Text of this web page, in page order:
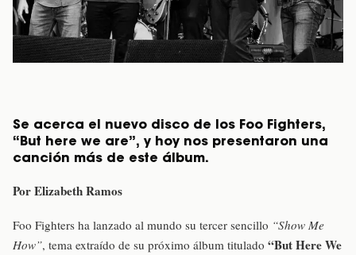
Se acerca el nuevo disco de los Foo Fighters,
“But here we are”, y hoy nos presentaron una
canción más de este álbum.
Por Elizabeth Ramos
Foo Fighters ha lanzado al mundo su tercer sencillo “Show Me
How”, tema extraído de su próximo álbum titulado “But Here We